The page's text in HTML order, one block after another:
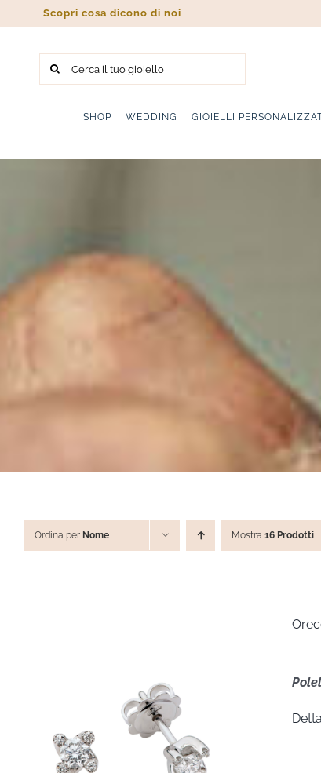
al
contenuto
Scopri cosa dicono di noi
Cerca
SHOP WEDDING GIOIELLI
Ordina per Nome Mostra 16 Prodotti